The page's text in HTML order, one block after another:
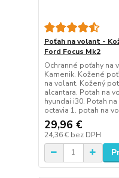
Poťah na volant -
Ford Focus Mk2
Ochranné poťahy na
Kamenik. Kožené
na volant. Kožený
alcantara. Potah na
hyundai i30. Potah
octavia 1. potah na
29,96 €
24,36 € bez DPH